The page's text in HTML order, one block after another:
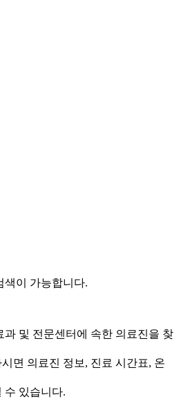
이 가능합니다.
과 및 전문센터에 속한 의료진을 찾
면 의료진 정보, 진료 시간표, 온
수 있습니다.